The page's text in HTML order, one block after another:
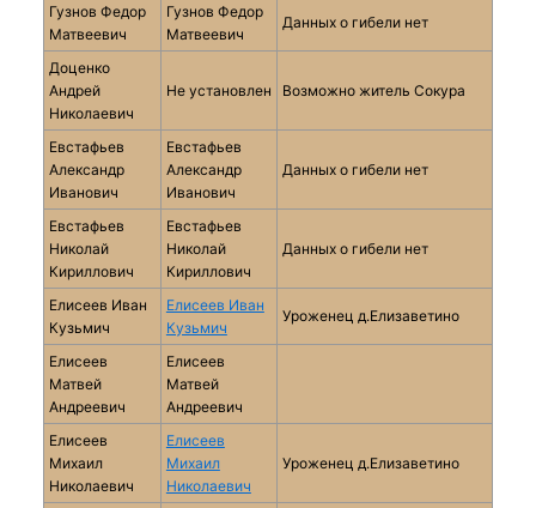
Гузнов Федор
Матвеевич
Гузнов Федор
Матвеевич
Данных о гибели нет
Доценко
Андрей
Николаевич
Не установлен Возможно житель Сокура
Евстафьев
Александр
Иванович
Евстафьев
Александр
Иванович
Данных о гибели нет
Евстафьев
Николай
Кириллович
Евстафьев
Николай
Кириллович
Данных о гибели нет
Елисеев Иван
Кузьмич
Елисеев Иван
Кузьмич
Уроженец д.Елизаветино
Елисеев
Матвей
Андреевич
Елисеев
Матвей
Андреевич
Елисеев
Михаил
Николаевич
Елисеев
Михаил
Николаевич
Уроженец д.Елизаветино